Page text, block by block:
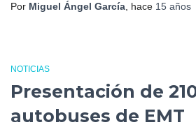
Por Miguel Ángel García, hace 15 años
NOTICIAS
Presentación de
autobuses de EMT